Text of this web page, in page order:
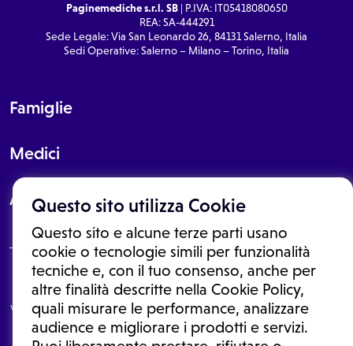
Questo sito utilizza Cookie
Questo sito e alcune terze parti usano
cookie o tecnologie simili per funzionalità
tecniche e, con il tuo consenso, anche per
altre finalità descritte nella Cookie Policy,
quali misurare le performance, analizzare
audience e migliorare i prodotti e servizi.
Paginemediche s.r.l. SB| P.IVA: IT05418080650
REA: SA-444291
Sede Legale: Via San Leonardo 26, 84131 Salerno, Italia
Sedi Operative: Salerno – Milano – Torino, Italia
Famiglie
Medici
About
Le informazioni proposte in questo sito non sono un consulto medico.
In nessun caso, queste informazioni sostituiscono un consulto, una
visita o una diagnosi formulata dal medico. Non si devono considerare
le informazioni disponibili come suggerimenti per la formulazione di
una diagnosi, la determinazione di un trattamento o l'assunzione o